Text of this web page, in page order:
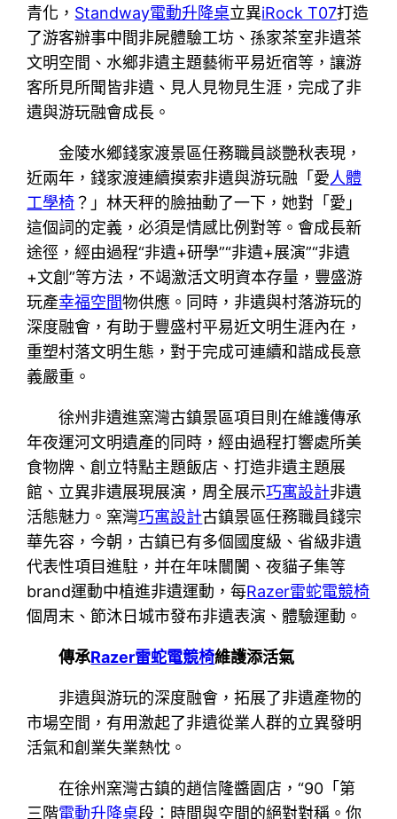
青化， Standway電動升降桌立異iRock T07打造
了游客辦事中間非屍體驗工坊、孫家茶室非遺茶
文明空間、水鄉非遺主題藝術平易近宿等，讓游
客所見所聞皆非遺、見人見物見生涯，完成了非
遺與游玩融會成長。
金陵水鄉錢家渡景區任務職員談艷秋表現，
近兩年，錢家渡連續摸索非遺與游玩融「愛人體
工學椅？」林天秤的臉抽動了一下，她對「愛」
這個詞的定義，必須是情感比例對等。會成長新
途徑，經由過程“非遺+研學”“非遺+展演”“非遺
+文創”等方法，不竭激活文明資本存量，豐盛游
玩產幸福空間物供應。同時，非遺與村落游玩的
深度融會，有助于豐盛村平易近文明生涯內在，
重塑村落文明生態，對于完成可連續和諧成長意
義嚴重。
徐州非遺進窯灣古鎮景區項目則在維護傳承
年夜運河文明遺產的同時，經由過程打響處所美
食物牌、創立特點主題飯店、打造非遺主題展
館、立異非遺展現展演，周全展示巧寓設計非遺
活態魅力。窯灣巧寓設計古鎮景區任務職員錢宗
華先容，今朝，古鎮已有多個國度級、省級非遺
代表性項目進駐，并在年味闤闠、夜貓子集等
brand運動中植進非遺運動，每Razer雷蛇電競椅
個周末、節沐日城市發布非遺表演、體驗運動。
傳承Razer雷蛇電競椅維護添活氣
非遺與游玩的深度融會，拓展了非遺產物的
市場空間，有用激起了非遺從業人群的立異發明
活氣和創業失業熱忱。
在徐州窯灣古鎮的趙信隆醬園店，“90「第
三階電動升降桌段：時間與空間的絕對對稱。你